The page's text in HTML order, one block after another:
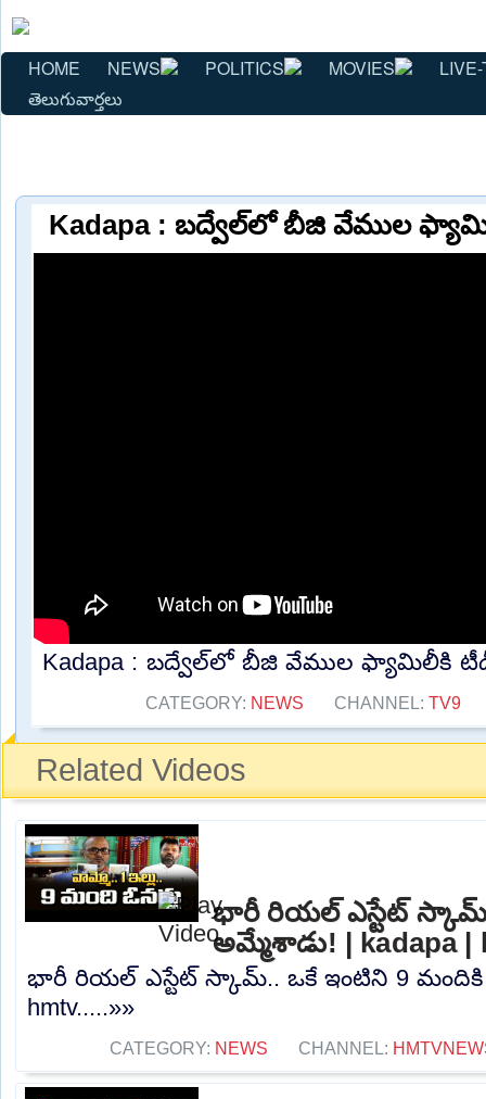
HOME NEWS POLITICS MOVIES
తెలుగువార్తలు
Kadapa : బద్వేల్‌లో బీజి వేముల
Kadapa : బద్వేల్‌లో బీజి వేముల ఫ్యామిలీకి
CATEGORY: NEWS CHANNEL: TV9
Related Videos
భారీ రియల్ ఎస్టేట్
అమ్మేశాడు! | kadapa |
భారీ రియల్ ఎస్టేట్ స్కామ్.. ఒకే ఇంటిని 9 మందికి
hmtv.....»»
CATEGORY: NEWS CHANNEL: